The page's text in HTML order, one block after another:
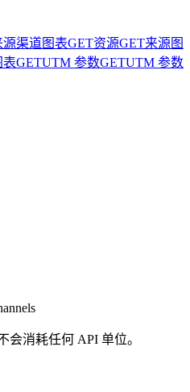
源渠道图表GET资源GET来源图
表GETUTM 参数GETUTM 参数
会消耗任何 API 单位。